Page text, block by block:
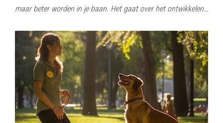
maar beter worden in je baan. Het gaat over het ontwikkelen…